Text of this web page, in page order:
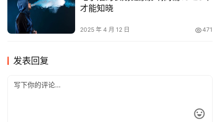
才能知晓
2025 年 4 月 12 日 471
发表回复